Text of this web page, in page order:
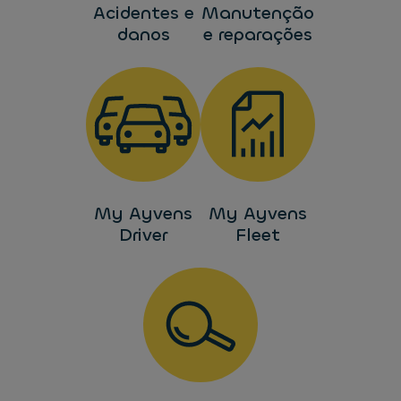
Acidentes e
danos
Manutenção
e reparações
My Ayvens
Driver
My Ayvens
Fleet